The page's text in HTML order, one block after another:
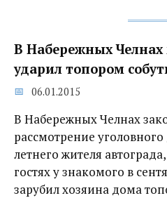
В Набережных
ударил топором
06.01.2015
В Набережных Челнах
рассмотрение
летнего жителя
гостях у знакомого в
зарубил хозяина дома